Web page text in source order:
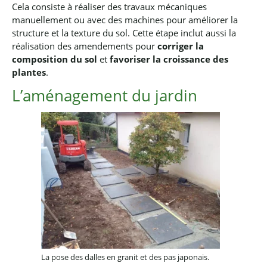
Cela consiste à réaliser des travaux mécaniques
manuellement ou avec des machines pour améliorer la
structure et la texture du sol. Cette étape inclut aussi la
réalisation des amendements pour corriger la
composition du sol et favoriser la croissance des
plantes.
L’aménagement du jardin
La pose des dalles en granit et des pas japonais.